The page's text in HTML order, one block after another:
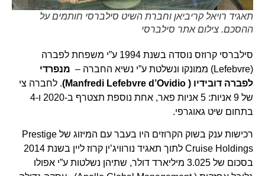
תאגיד רויאל קריביאן וחברת השיט סילברסי חותמים על
ההסכם. צילום אתר סילברסי
סילברסי קרוזס נוסדה בשנת 1994 ע”י משפחת לפברה
(Lefebvre) ממונקו ונשלטת ע”י נשיא החברה –
מנפרדי
לפברה דובידיו ( Manfredi Lefebvre d’Ovidio)
. לחברה צי
של 9 אניות: 5 אניות פאר, אחת נוספת תצטרף ב-2020 ו-4
בתחום שיט גאוגרפי.
רכישות ענק בשוק הקרוזים היו בעבר עם המיזוג של Prestige
Cruise Holdings לתוך תאגיד נורוויג’ין קרוז ליין בשנת 2014
בסכום של 3.025 מיליארד דולר, שתיהן נשלטות ע”י אפולו